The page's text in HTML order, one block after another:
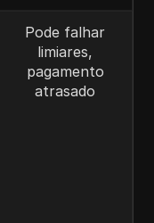
Pode falhar
limiares,
pagamento
atrasado